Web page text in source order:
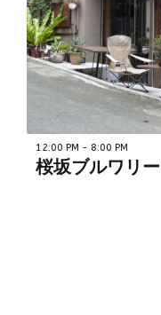
桜坂ブルワリ
12:00 PM - 8:00 PM